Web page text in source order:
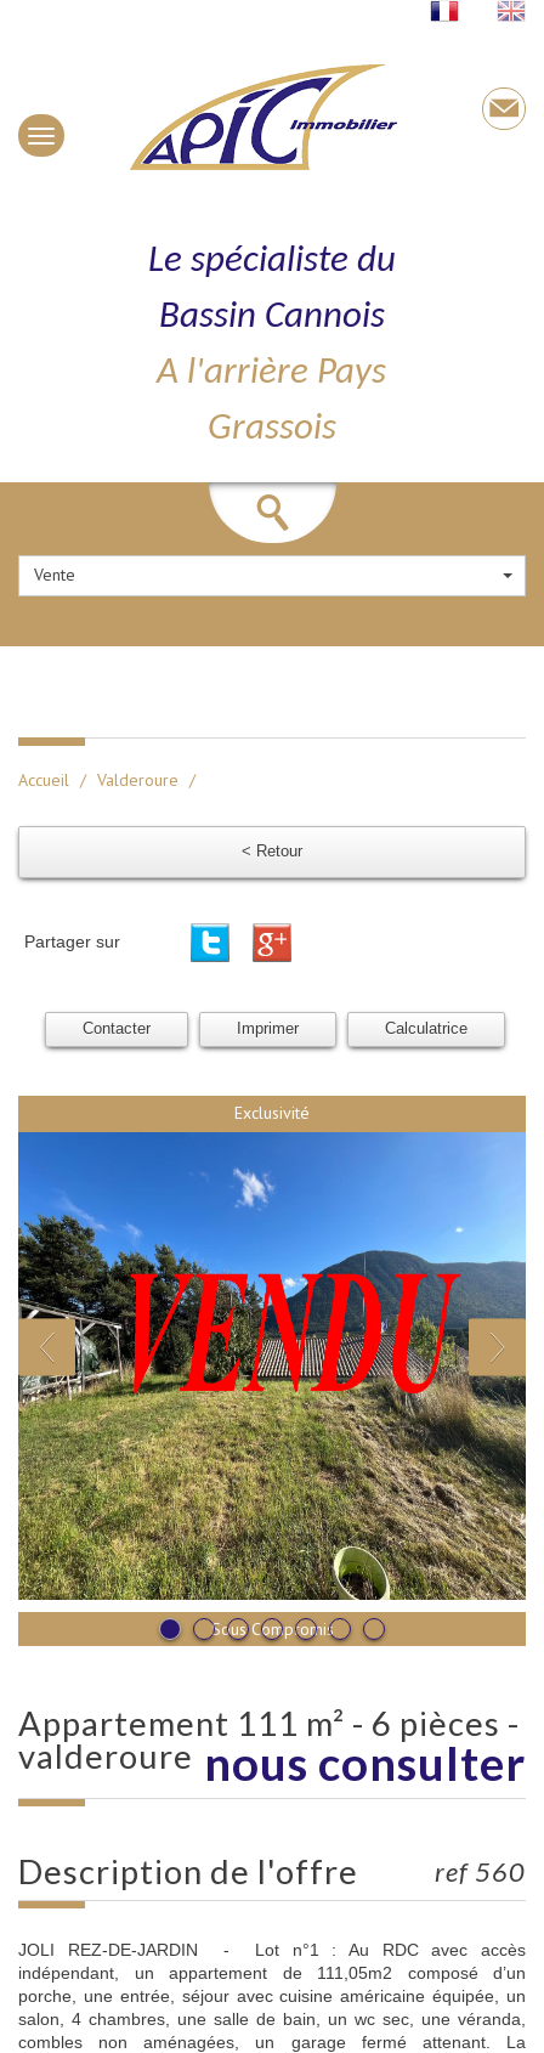
Le spécialiste du
Bassin Cannois
A l'arrière Pays
Grassois
Vente
Accueil Valderoure
< Retour
Partager sur
Contacter Imprimer Calculatrice
Sous Compromis
Exclusivité
appartement 111 m² - 6 pièces -
valderoure nous consulter
description de l'offre ref 560
JOLI REZ-DE-JARDIN - Lot n°1 : Au RDC avec accès
indépendant, un appartement de 111,05m2 composé d’un
porche, une entrée, séjour avec cuisine américaine équipée, un
salon, 4 chambres, une salle de bain, un wc sec, une véranda,
combles non aménagées, un garage fermé attenant. La